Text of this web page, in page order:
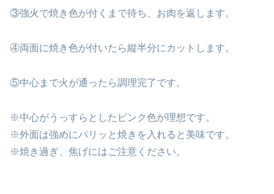
③強火で焼き色が付くまで待ち、お肉を返します。
④両面に焼き色が付いたら縦半分にカットします。
⑤中心まで火が通ったら調理完了です。
※中心がうっすらとしたピンク色が理想です。
※外面は強めにパリッと焼きを入れると美味です。
※焼き過ぎ、焦げにはご注意ください。